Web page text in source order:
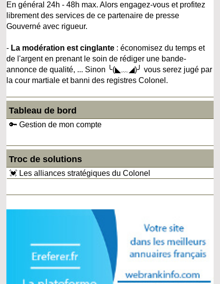
En général 24h - 48h max. Alors engagez-vous et profitez
librement des services de ce partenaire de presse
Gouverné avec rigueur.
- La modération est cinglante : économisez du temps et
de l'argent en prenant le soin de rédiger une bande-
annonce de qualité, ... Sinon ╰(◣﹏◢)╯ vous serez jugé par
la cour martiale et banni des registres Colonel.
Tableau de bord
🔑 Gestion de mon compte
Troc de solutions
💓 Les alliances stratégiques du Colonel